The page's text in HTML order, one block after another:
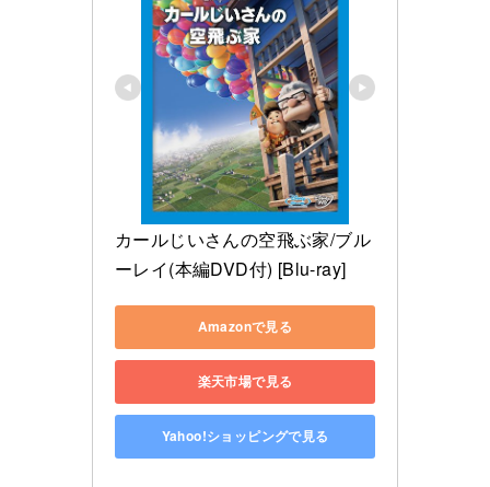
カールじいさんの空飛ぶ家/ブル
ーレイ(本編DVD付) [Blu-ray]
Amazonで見る
楽天市場で見る
Yahoo!ショッピングで見る